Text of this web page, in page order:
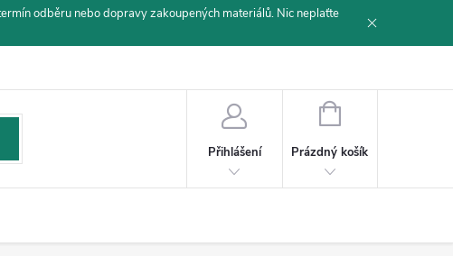
odběru nebo dopravy zakoupených materiálů. Nic neplaťte
Přihlášení
NÁKUPNÍ
Prázdný košík